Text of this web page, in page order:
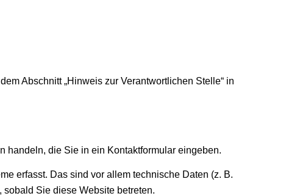
Abschnitt „Hinweis zur Verantwortlichen Stelle“ in
handeln, die Sie in ein Kontaktformular eingeben.
erfasst. Das sind vor allem technische Daten (z. B.
sobald Sie diese Website betreten.